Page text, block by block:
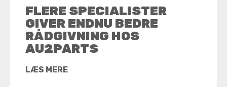
FLERE SPECIALISTER
GIVER ENDNU BEDRE
RÅDGIVNING HOS
AU2PARTS
LÆS MERE